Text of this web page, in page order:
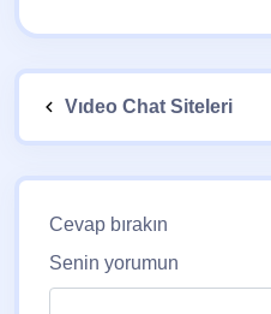
Vıdeo Chat Siteleri
Cevap bırakın
Senin yorumun